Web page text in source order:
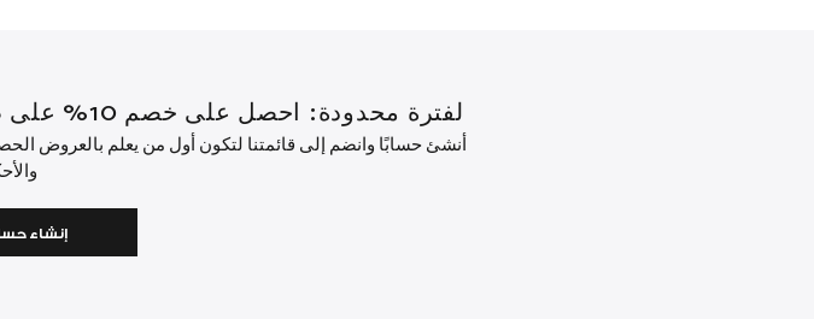
لفترة محدودة: احصل على خصم 10% على طلبك الأول بقيمة60 درهم إماراتي أو أكثر.
أنشئ حسابًا وانضم إلى قائمتنا لتكون أول من يعلم بالعروض
إنشاء